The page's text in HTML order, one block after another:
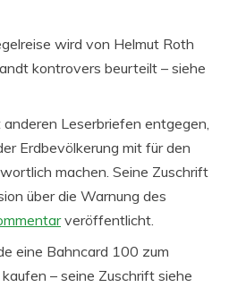
wird von Helmut Roth
kontrovers beurteilt – siehe
anderen Leserbriefen entgegen,
Erdbevölkerung mit für den
machen. Seine Zuschrift
über die Warnung des
veröffentlicht.
eine Bahncard 100 zum
– seine Zuschrift siehe